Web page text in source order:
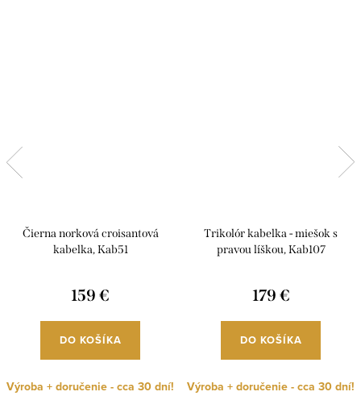
Čierna norková croisantová
kabelka, Kab51
159 €
DO KOŠÍKA
Výroba + doručenie - cca 30 dní!
Trikolór kabelka - miešok s
pravou líškou, Kab107
179 €
DO KOŠÍKA
Výroba + doručenie - cca 30 dní!